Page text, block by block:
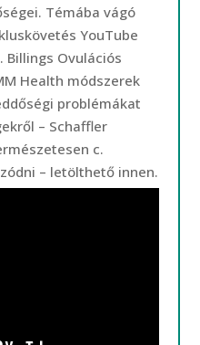
Témába vágó
YouTube
Ovulációs
Health módszerek
problémákat
– Schaffler
c.
– letölthető innen.